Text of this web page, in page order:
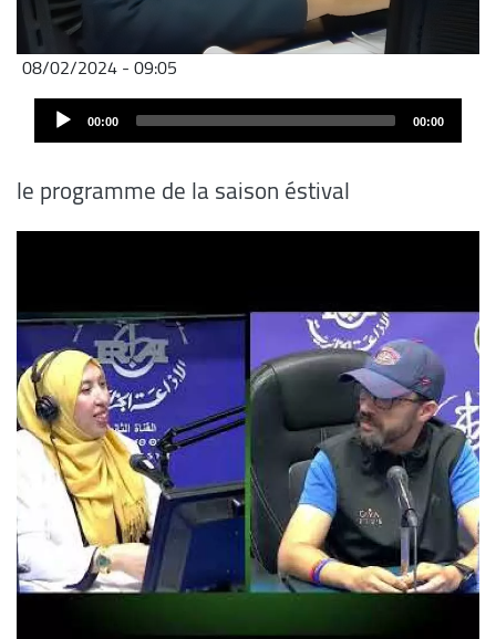
08/02/2024 - 09:05
Audio
Player 00:00 00:00
le programme de la saison éstival